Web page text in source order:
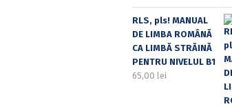
RLS, pls! MANUAL
DE LIMBA ROMÂNĂ
CA LIMBĂ STRĂINĂ
PENTRU NIVELUL B1
65,00 lei